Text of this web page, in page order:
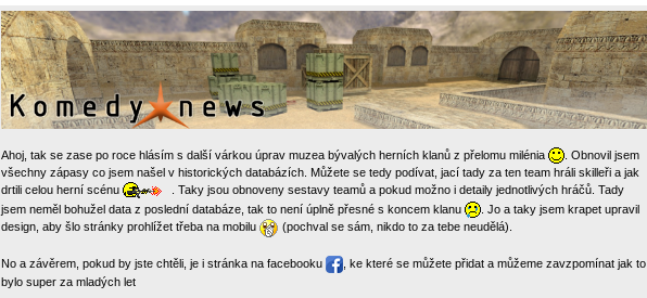
Ahoj, tak se zase po roce hlásím s další várkou úprav muzea bývalých herních klanů z přelomu milénia
. Obnovil jsem
všechny zápasy co jsem našel v historických databázích. Můžete se tedy podívat, jací tady za ten team hráli skilleři a jak
drtili celou herní scénu
. Taky jsou obnoveny sestavy teamů a pokud možno i detaily jednotlivých hráčů. Tady
jsem neměl bohužel data z poslední databáze, tak to není úplně přesné s koncem klanu
. Jo a taky jsem krapet upravil
design, aby šlo stránky prohlížet třeba na mobilu
(pochval se sám, nikdo to za tebe neudělá).
No a závěrem, pokud by jste chtěli, je i stránka nafacebooku
, ke které se můžete přidat a můžeme zavzpomínat jak to
bylo super za mladých let